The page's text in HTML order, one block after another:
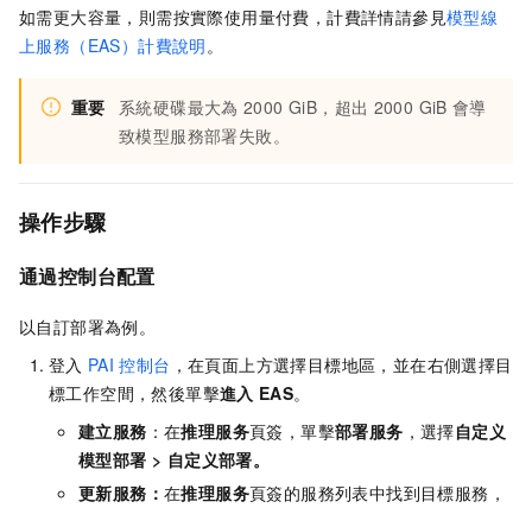
如需更大容量，則需按實際使用量付費，計費詳情請參見模型線
上服務（EAS）計費說明。
重要 系統硬碟最大為 2000 GiB，超出 2000 GiB 會導
致模型服務部署失敗。
操作步驟
通過控制台配置
以自訂部署為例。
登入 PAI 控制台 ，在頁面上方選擇目標地區，並在右側選擇目
標工作空間，然後單擊進入 EAS。
建立服務 ：在推理服务頁簽，單擊部署服务 ，選擇自定义
模型部署 > 自定义部署。
更新服務： 在推理服务頁簽的服務列表中找到目標服務，